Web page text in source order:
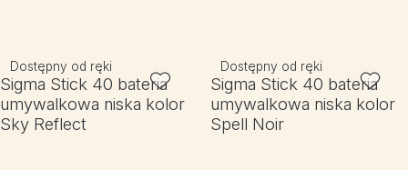
Dostępny od ręki
Sigma Stick 40 bateria
umywalkowa niska kolor
Sky Reflect
Dostępny od ręki
Sigma Stick 40 bateria
umywalkowa niska kolor
Spell Noir